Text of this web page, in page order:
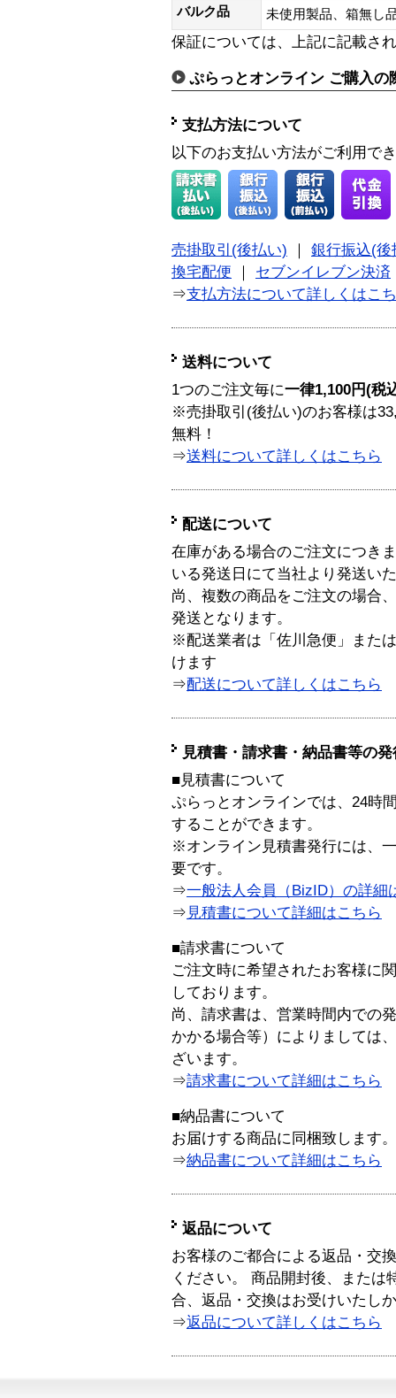
バルク品
未使用製品、箱無
保証については、上記に記載さ
ぷらっとオンライン ご購入の
支払方法について
以下のお支払い方法がご利用で
売掛取引(後払い)
銀行振込(後
換宅配便
セブンイレブン決済
⇒支払方法について詳しくはこ
送料について
1つのご注文毎に一律1,100円(税
※売掛取引(後払い)のお客様は
無料！
⇒送料について詳しくはこちら
配送について
在庫がある場合のご注文につき
いる発送日にて当社より発送い
尚、複数の商品をご注文の場合
発送となります。
※配送業者は「佐川急便」また
けます
⇒配送について詳しくはこちら
見積書・請求書・納品書等の
■見積書について
ぷらっとオンラインでは、24時
することができます。
※オンライン見積書発行には、
要です。
⇒一般法人会員（BizID）の詳細
⇒ 見積書について詳細はこちら
■請求書について
ご注文時に希望されたお客様に
しております。
尚、請求書は、営業時間内での
かかる場合等）によりましては
ざいます。
⇒請求書について詳細はこちら
■納品書について
お届けする商品に同梱致します。
⇒納品書について詳細はこちら
返品について
お客様のご都合による返品・交
ください。 商品開封後、または
合、返品・交換はお受けいたし
⇒返品について詳しくはこちら